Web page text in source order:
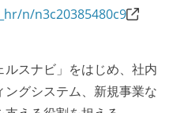
n/n3c20385480c9
ルスナビ」をはじめ、社内
グシステム、新規事業な